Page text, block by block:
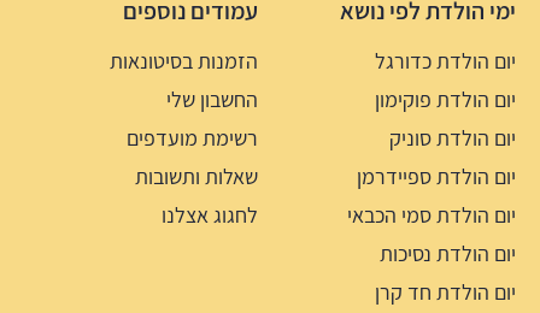
ימי הולדת לפי נושא
יום הולדת כדורגל
יום הולדת פוקימון
יום הולדת סוניק
יום הולדת ספיידרמן
יום הולדת סמי הכבאי
יום הולדת נסיכות
יום הולדת חד קרן
עמודים נוספים
הזמנות בסיטונאות
החשבון שלי
רשימת מועדפים
שאלות ותשובות
לחגוג אצלנו